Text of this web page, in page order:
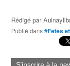
Rédigé par
Publié dans#Fêtes